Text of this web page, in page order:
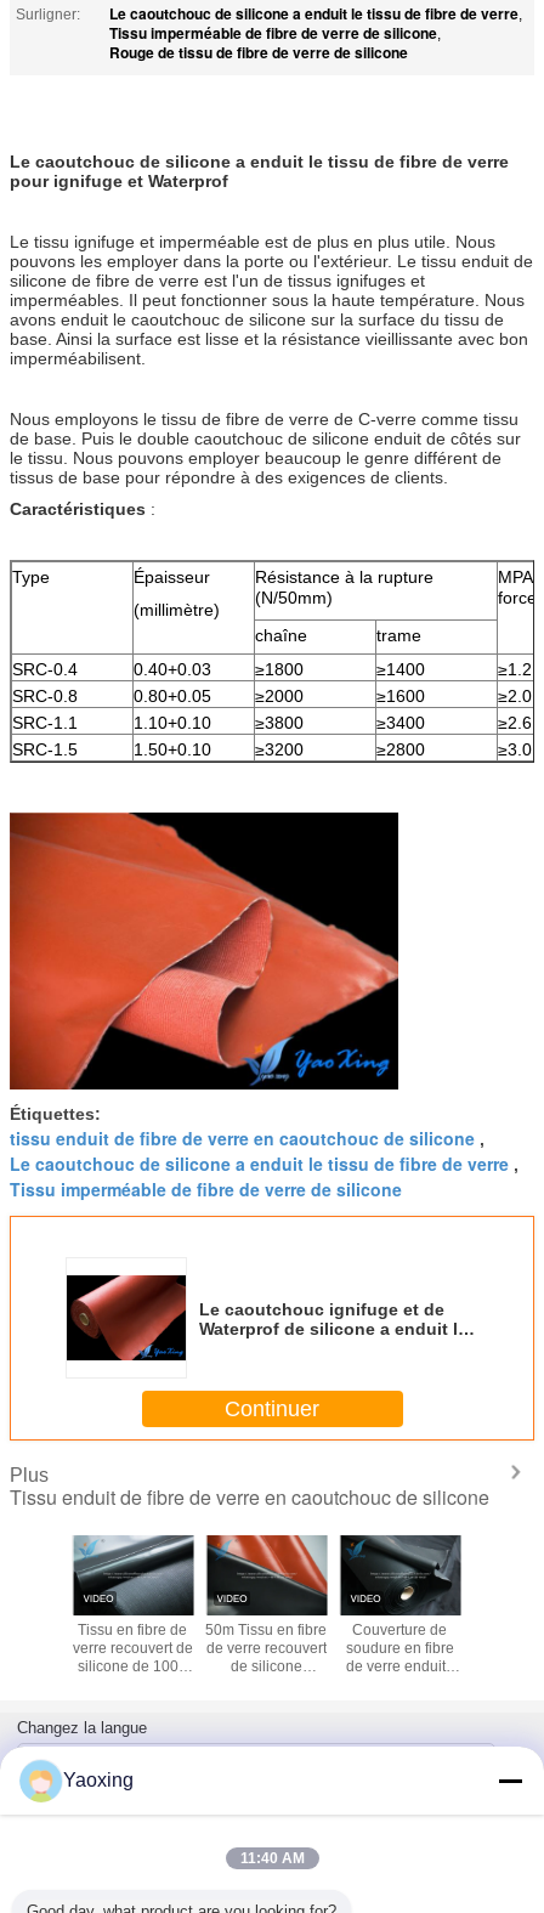
Surligner:
Le caoutchouc de silicone a enduit le tissu de fibre de verre,
Tissu imperméable de fibre de verre de silicone,
Rouge de tissu de fibre de verre de silicone
Le caoutchouc de silicone a enduit le tissu de fibre de verre
pour ignifuge et Waterprof
Le tissu ignifuge et imperméable est de plus en plus utile. Nous
pouvons les employer dans la porte ou l'extérieur. Le tissu enduit de
silicone de fibre de verre est l'un de tissus ignifuges et
imperméables. Il peut fonctionner sous la haute température. Nous
avons enduit le caoutchouc de silicone sur la surface du tissu de
base. Ainsi la surface est lisse et la résistance vieillissante avec bon
imperméabilisent.
Nous employons le tissu de fibre de verre de C-verre comme tissu
de base. Puis le double caoutchouc de silicone enduit de côtés sur
le tissu. Nous pouvons employer beaucoup le genre différent de
tissus de base pour répondre à des exigences de clients.
Caractéristiques :
Type
Épaisseur
(millimètre)
Résistance à la rupture
(N/50mm)
MPA
force
chaîne
trame
SRC-0.4
0.40+0.03 ≥1800 ≥1400
≥1.2
SRC-0.8
0.80+0.05 ≥2000 ≥1600
≥2.0
SRC-1.1
1.10+0.10 ≥3800 ≥3400
≥2.6
SRC-1.5
1.50+0.10 ≥3200 ≥2800 ≥3.0
Étiquettes:
tissu enduit de fibre de verre en caoutchouc de silicone ,
Le caoutchouc de silicone a enduit le tissu de fibre de verre ,
Tissu imperméable de fibre de verre de silicone
Le caoutchouc ignifuge et de
Waterprof de silicone a enduit le
Continuer
Plus
Tissu enduit de fibre de verre en caoutchouc de silicone
Tissu en fibre de
verre recouvert de
silicone de 1000
200 °C
50m Tissu en fibre
de verre recouvert
de silicone
Couverture de
soudure en fibre
de verre enduite
Changez la langue
French
Vue de bureau
Yaoxing
11:40 AM